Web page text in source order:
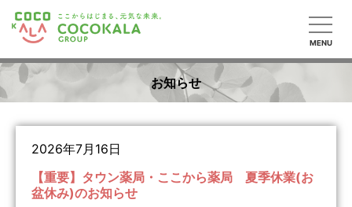
MENU
お知らせ
2026年7月16日
【重要】タウン薬局・ここから薬局 夏季休業(お
盆休み)のお知らせ